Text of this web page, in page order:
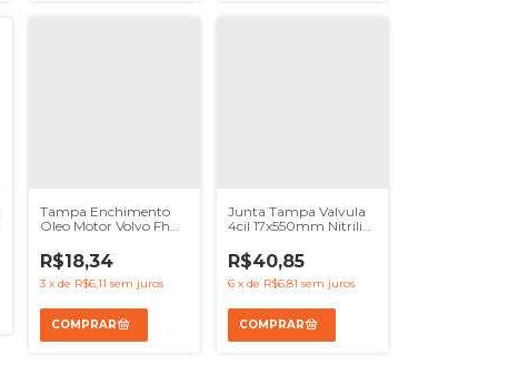
Tampa Enchimento
Oleo Motor Volvo Fh
R$18,34
3 x de R$6,11 sem juros
Junta Tampa Valvula
4cil 17x550mm Nitrilica
R$40,85
6 x de R$6,81 sem juros